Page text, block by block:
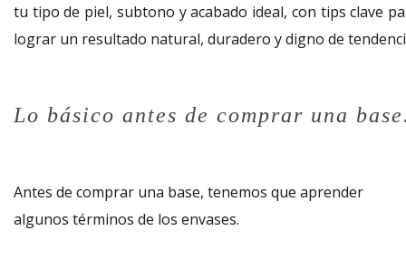
tu tipo de piel, subtono y acabado ideal, con tips clave
lograr un resultado natural, duradero y digno de
Lo básico antes de comprar una
Antes de comprar una base, tenemos que aprender
algunos términos de los envases.